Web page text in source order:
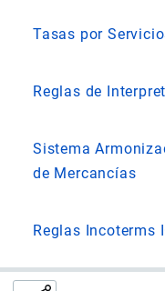
Tasas por
Reglas de
Sistema
de Mercancías
Reglas Incoterms